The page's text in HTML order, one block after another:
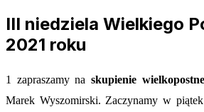
III niedziela Wielkiego
2021 roku
1 zapraszamy naskupienie wielkopostne
Marek Wyszomirski. Zaczynamy w